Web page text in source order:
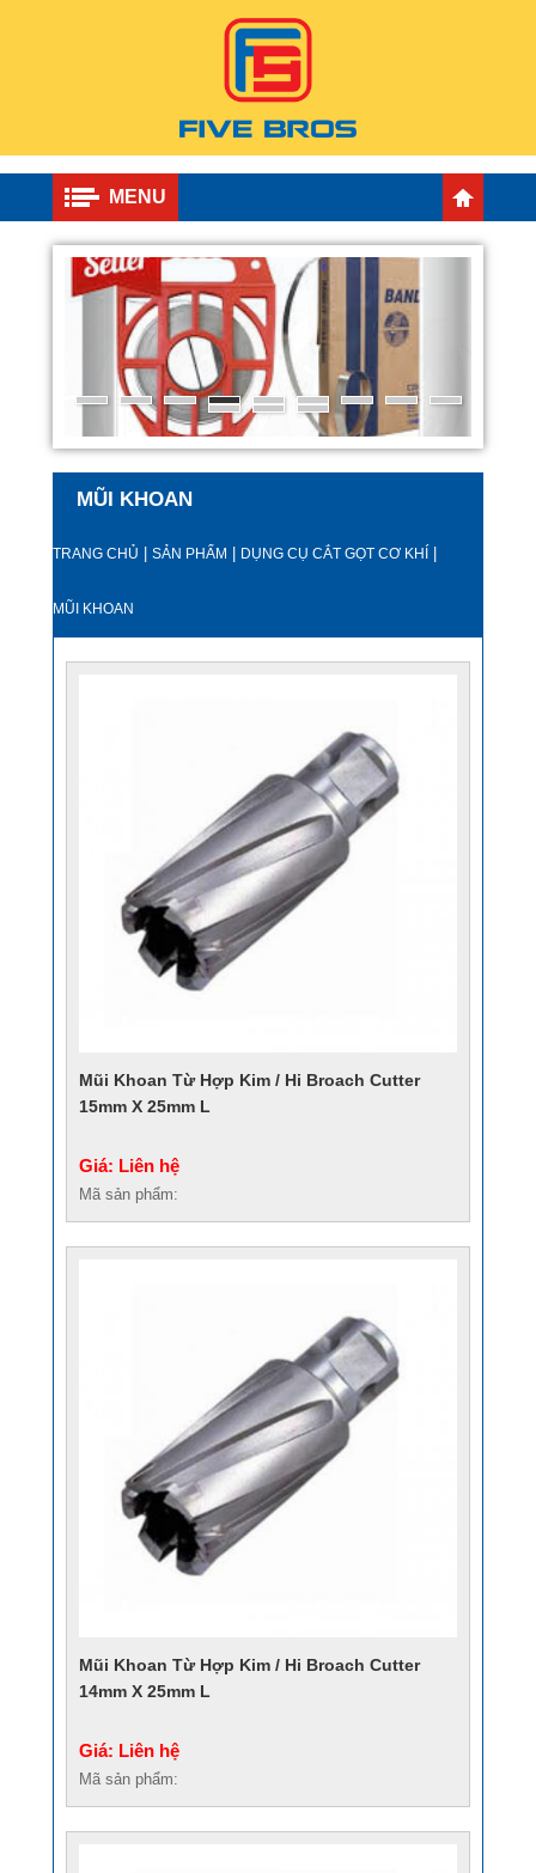
MENU
MŨI KHOAN
TRANG CHỦ SẢN PHẨM DỤNG CỤ CẮT GỌT CƠ KHÍ
MŨI KHOAN
Mũi Khoan Từ Hợp Kim / Hi Broach Cutter
15mm X 25mm L
Giá: Liên hệ
Mã sản phẩm:
Mũi Khoan Từ Hợp Kim / Hi Broach Cutter
14mm X 25mm L
Giá: Liên hệ
Mã sản phẩm: